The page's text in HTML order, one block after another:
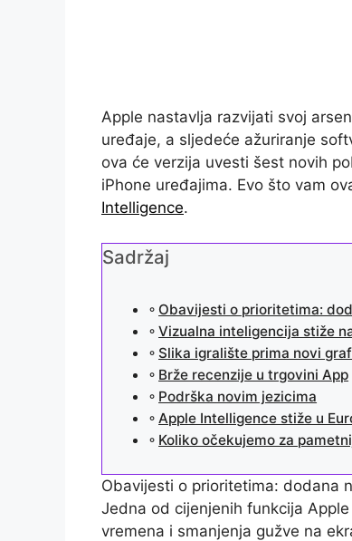
Apple nastavlja razvijati svoj
uređaje, a sljedeće ažuriranje
ova će verzija uvesti šest novih
iPhone uređajima. Evo što vam
Intelligence.
Sadržaj
Obavijesti o prioritetima:
Vizualna inteligencija stiže
Slika igralište prima novi
Brže recenzije u trgovini App
Podrška novim jezicima
Apple Intelligence stiže u
Koliko očekujemo za
Obavijesti o prioritetima: dodana
Jedna od cijenjenih funkcija
vremena i smanjenja gužve na